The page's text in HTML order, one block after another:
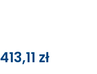
413,11 zł